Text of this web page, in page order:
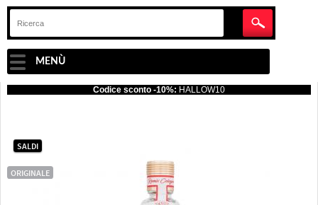
MENÙ
Codice sconto -10%: HALLOW10
SALDI
ORIGINALE